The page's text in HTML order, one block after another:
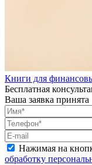
Книги для
Бесплатная
Ваша заявка принята
Нажимая на
обработку